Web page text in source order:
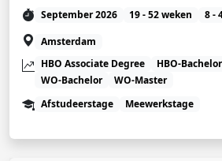
September 2026 19 - 52 weken
8 -
Amsterdam
HBO Associate Degree
HBO-Bachelor
WO-Bachelor
WO-Master
Afstudeerstage
Meewerkstage